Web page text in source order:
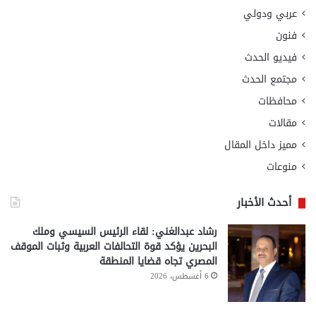
عربي ودولي
فنون
فيديو الحدث
مجتمع الحدث
محافظات
مقالات
مميز داخل المقال
منوعات
أحدث الأخبار
رشاد عبدالغني: لقاء الرئيس السيسي وملك
البحرين يؤكد قوة التحالفات العربية وثبات الموقف
المصري تجاه قضايا المنطقة
6 أغسطس، 2026